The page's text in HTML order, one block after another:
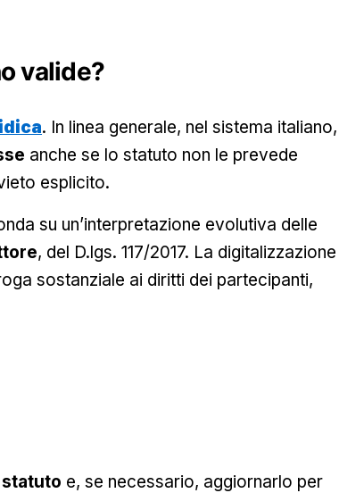
valide?
. In linea generale, nel sistema
anche se lo statuto non le prevede
esplicito.
su un’interpretazione evolutiva delle
, del D.lgs. 117/2017. La
sostanziale ai diritti dei partecipanti,
e, se necessario, aggiornarlo per